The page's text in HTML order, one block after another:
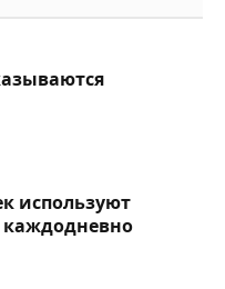
используют
каждодневно